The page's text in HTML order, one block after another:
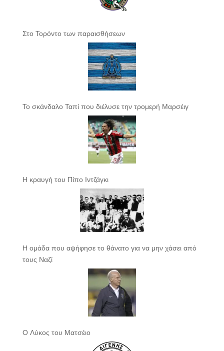
Στο Τορόντο των παραισθήσεων
Το σκάνδαλο Ταπί που διέλυσε την τρομερή Μαρσέιγ
Η κραυγή του Πίπο Ιντζάγκι
Η ομάδα που αψήφησε το θάνατο για να μην χάσει από
τους Ναζί
Ο Λύκος του Ματσέιο